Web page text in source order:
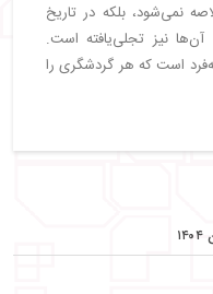
نمی‌شود، بلکه در تاریخ
نیز تجلی‌یافته است.
است که هر گردشگری را